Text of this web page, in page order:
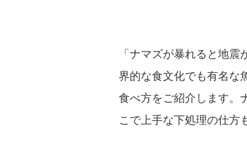
「ナマズが暴れると地
界的な食文化でも有名な
食べ方をご紹介します。
こで上手な下処理の仕方